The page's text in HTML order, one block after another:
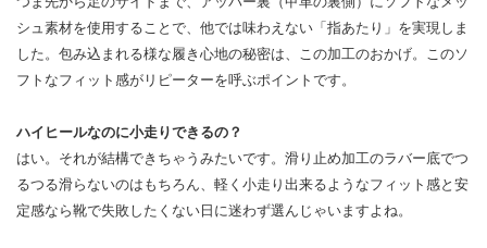
シュ素材を使用することで、他では味わえない「指あたり」を実現しま
した。包み込まれる様な履き心地の秘密は、この加工のおかげ。このソ
フトなフィット感がリピーターを呼ぶポイントです。
ハイヒールなのに小走りできるの？
はい。それが結構できちゃうみたいです。滑り止め加工のラバー底でつ
るつる滑らないのはもちろん、軽く小走り出来るようなフィット感と安
定感なら靴で失敗したくない日に迷わず選んじゃいますよね。